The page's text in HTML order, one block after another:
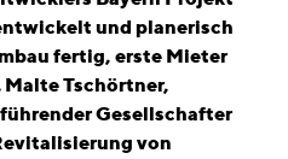
und planerisch
fertig, erste Mieter
Tschörtner,
Gesellschafter
von